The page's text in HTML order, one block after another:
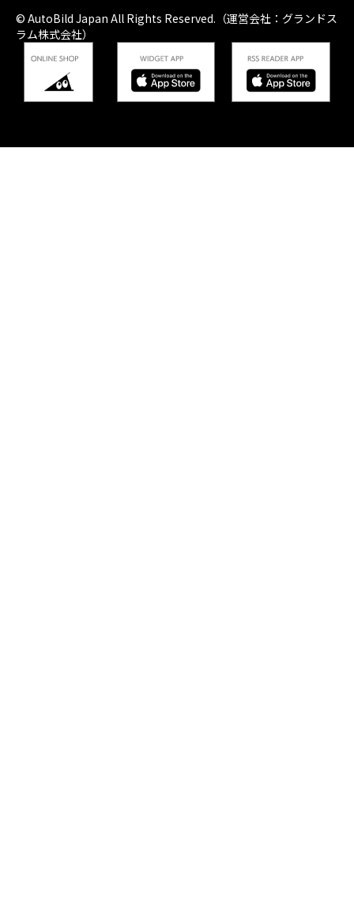
© AutoBild Japan All Rights Reserved.（運営会社：グランドス
ラム株式会社）